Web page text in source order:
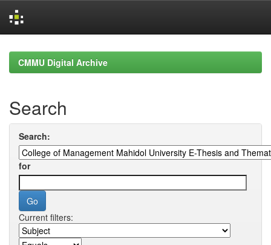
navigationCMMU Digital Archive
Search
Search:
for
Current filters: